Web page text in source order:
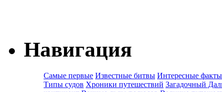
Навигация
Самые первые Известные битвы Интересные факты
Типы судов Хроники путешествий Загадочный